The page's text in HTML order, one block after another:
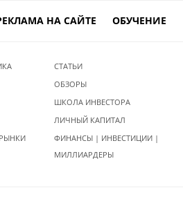
НА САЙТЕ ОБУЧЕНИЕ
СТАТЬИ
ОБЗОРЫ
ШКОЛА ИНВЕСТОРА
ЛИЧНЫЙ КАПИТАЛ
ФИНАНСЫ | ИНВЕСТИЦИИ |
МИЛЛИАРДЕРЫ